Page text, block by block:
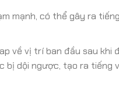
mạnh, có thể gây ra
về vị trí ban đầu sau khi
bị dội ngược, tạo ra tiếng